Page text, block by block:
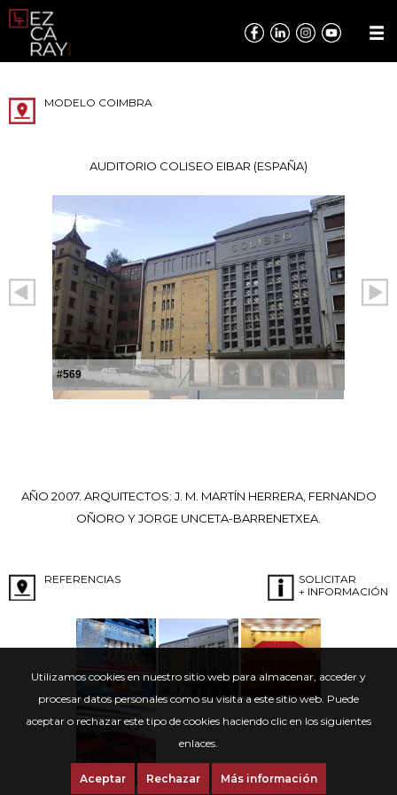
Utilizamos cookies en nuestro sitio web para almacenar, acceder y
procesar datos personales como su visita a este sitio web. Puede
aceptar o rechazar este tipo de cookies haciendo clic en los siguientes
enlaces.
Aceptar Rechazar Más información
MODELO COIMBRA
AUDITORIO COLISEO EIBAR (ESPAÑA)
#569
AÑO 2007. ARQUITECTOS: J. M. MARTÍN HERRERA, FERNANDO
OÑORO Y JORGE UNCETA-BARRENETXEA.
REFERENCIAS
SOLICITAR
+ INFORMACIÓN